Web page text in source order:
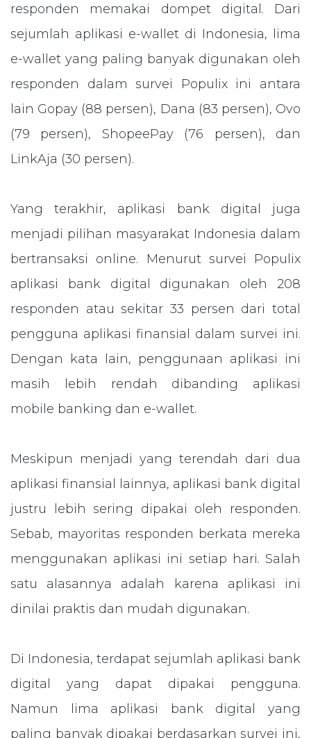
responden memakai dompet digital. Dari
sejumlah aplikasi e-wallet di Indonesia, lima
e-wallet yang paling banyak digunakan oleh
responden dalam survei Populix ini antara
lain Gopay (88 persen), Dana (83 persen), Ovo
(79 persen), ShopeePay (76 persen), dan
LinkAja (30 persen).
Yang terakhir, aplikasi bank digital juga
menjadi pilihan masyarakat Indonesia dalam
bertransaksi online. Menurut survei Populix
aplikasi bank digital digunakan oleh 208
responden atau sekitar 33 persen dari total
pengguna aplikasi finansial dalam survei ini.
Dengan kata lain, penggunaan aplikasi ini
masih lebih rendah dibanding aplikasi
mobile banking dan e-wallet.
Meskipun menjadi yang terendah dari dua
aplikasi finansial lainnya, aplikasi bank digital
justru lebih sering dipakai oleh responden.
Sebab, mayoritas responden berkata mereka
menggunakan aplikasi ini setiap hari. Salah
satu alasannya adalah karena aplikasi ini
dinilai praktis dan mudah digunakan.
Di Indonesia, terdapat sejumlah aplikasi bank
digital yang dapat dipakai pengguna.
Namun lima aplikasi bank digital yang
paling banyak dipakai berdasarkan survei ini,